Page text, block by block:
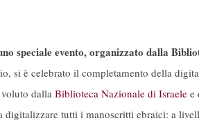
speciale evento, organizzato dalla
si è celebrato il completamento della
dalla Biblioteca Nazionale di Israele e
digitalizzare tutti i manoscritti ebraici: a